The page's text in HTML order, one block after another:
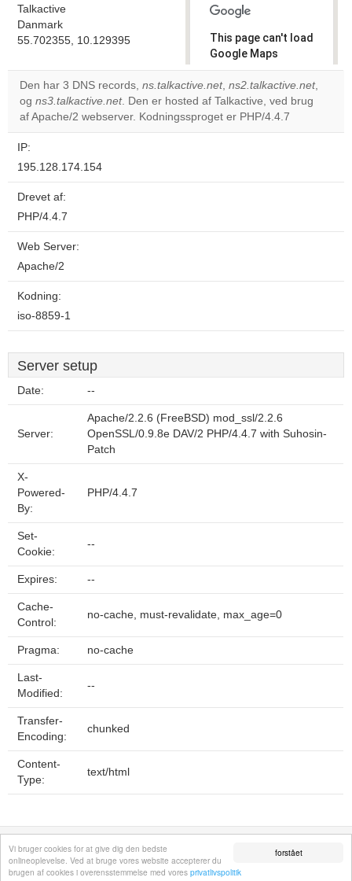
forstået
Vi bruger cookies for at give dig den bedste
onlineoplevelse. Ved at bruge vores website accepterer du
brugen af cookies i overensstemmelse med vores privatlivspolitik
Talkactive
Danmark
55.702355, 10.129395
This page can't load
Google Maps
correctly.
Do you
own this
Den har 3 DNS records, ns.talkactive.net, ns2.talkactive.net,
og ns3.talkactive.net. Den er hosted af Talkactive, ved brug
af Apache/2 webserver. Kodningssproget er PHP/4.4.7
IP:
195.128.174.154
Drevet af:
PHP/4.4.7
Web Server:
Apache/2
Kodning:
iso-8859-1
Server setup
Date: --
Server:
Apache/2.2.6 (FreeBSD) mod_ssl/2.2.6
OpenSSL/0.9.8e DAV/2 PHP/4.4.7 with Suhosin-
Patch
X-
Powered-
By:
PHP/4.4.7
Set-
Cookie:
--
Expires: --
Cache-
Control:
no-cache, must-revalidate, max_age=0
Pragma: no-cache
Last-
Modified:
--
Transfer-
Encoding:
chunked
Content-
Type:
text/html